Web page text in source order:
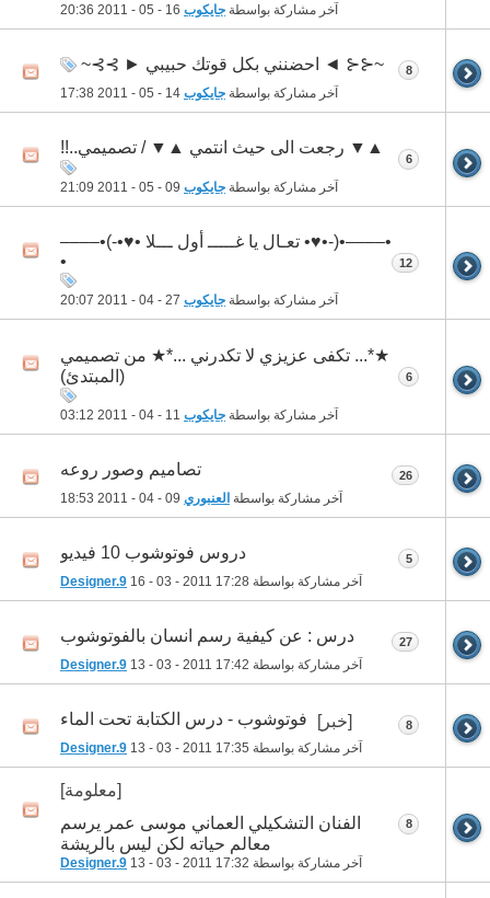
آخر مشاركة بواسطة جايكوب 20:36
~⊰⊰ ◄ احضنني بكل قوتك حبيبي ► ⊱⊱~
آخر مشاركة بواسطة جايكوب 17:38
8
▲▼ رجعت الى حيث انتمي ▲▼ / تصميمي..!!
آخر مشاركة بواسطة جايكوب 21:09
6
•––––•(-•♥• تعـال يا غـــــ أول ـــلا •♥•-)•––––
•
آخر مشاركة بواسطة جايكوب 20:07
12
★*... تكفى عزيزي لا تكدرني ...*★ من تصميمي
(المبتدئ)
آخر مشاركة بواسطة جايكوب 03:12
6
تصاميم وصور روعه
آخر مشاركة بواسطة العنبوري 18:53
26
دروس فوتوشوب 10 فيديو
آخر مشاركة بواسطة Designer.9 16 - 03 - 2011 17:28
5
درس : عن كيفية رسم انسان بالفوتوشوب
آخر مشاركة بواسطة Designer.9 13 - 03 - 2011 17:42
27
[خبر] فوتوشوب - درس الكتابة تحت الماء
آخر مشاركة بواسطة Designer.9 13 - 03 - 2011 17:35
8
[معلومة]
الفنان التشكيلي العماني موسى عمر يرسم
معالم حياته لكن ليس بالريشة
آخر مشاركة بواسطة Designer.9 13 - 03 - 2011 17:32
8